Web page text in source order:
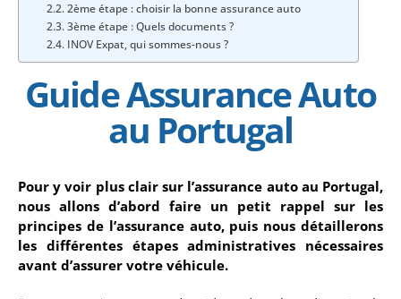
2ème étape : choisir la bonne assurance auto
3ème étape : Quels documents ?
INOV Expat, qui sommes-nous ?
Guide Assurance Auto
au Portugal
Pour y voir plus clair sur l’assurance auto au Portugal,
nous allons d’abord faire un petit rappel sur les
principes de l’assurance auto, puis nous détaillerons
les différentes étapes administratives nécessaires
avant d’assurer votre véhicule.